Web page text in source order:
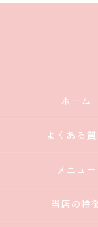
ホーム
よくある
メニュー
当店の特